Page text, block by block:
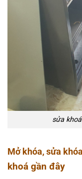
sửa
Mở khóa, sửa
khoá gần đây